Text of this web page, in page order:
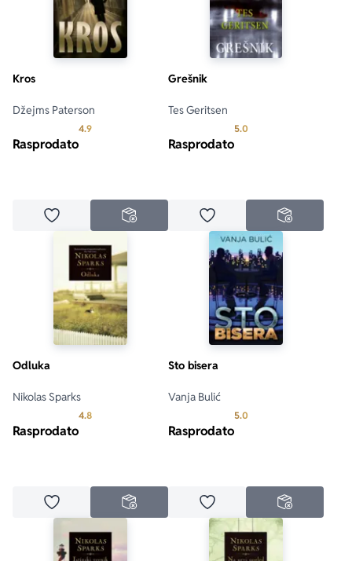
Kros
Džejms Paterson
4.9Prosecna ocena je 4.9 od 5
Rasprodato
Dodaj u omiljeneNEDOSTUPNO
Grešnik
Tes Geritsen
5.0
Rasprodato
Dodaj u omiljene
Odluka
Nikolas Sparks
4.8Prosecna ocena je 4.8 od 5
Rasprodato
Dodaj u omiljeneNEDOSTUPNO
Sto bisera
Vanja Bulić
5.0
Rasprodato
Dodaj u omiljene